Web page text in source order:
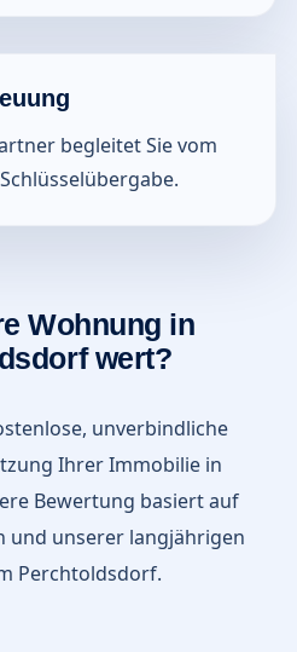
begleitet Sie vom
Wohnung in
wert?
unverbindliche
Ihrer Immobilie in
Bewertung basiert auf
und unserer langjährigen
Perchtoldsdorf.